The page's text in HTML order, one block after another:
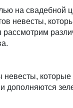
на свадебной
невесты,
невесты,
дополняются